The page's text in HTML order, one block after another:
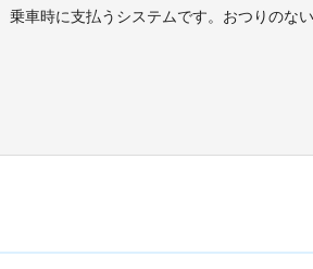
車時に支払うシステムです。おつりのな